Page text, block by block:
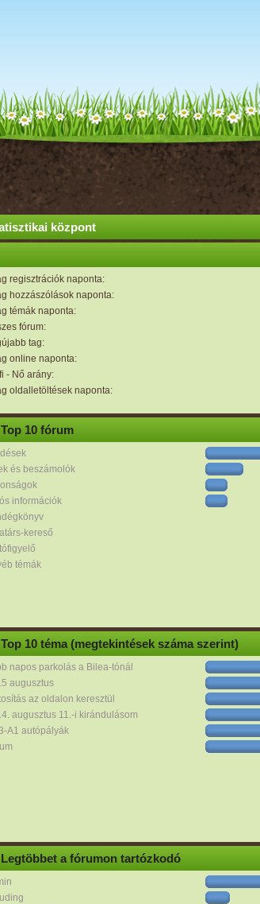
központ
regisztrációk naponta:
hozzászólások naponta:
témák naponta:
fórum:
tag:
online naponta:
- Nő arány:
oldalletöltések naponta:
Top 10 fórum
és beszámolók
információk
kereső
témák
Top 10 téma (megtekintések száma szerint)
napos parkolás a Bilea-tónál
augusztus
az oldalon keresztül
augusztus 11.-i kirándulásom
A1 autópályák
Legtöbbet a fórumon tartózkodó